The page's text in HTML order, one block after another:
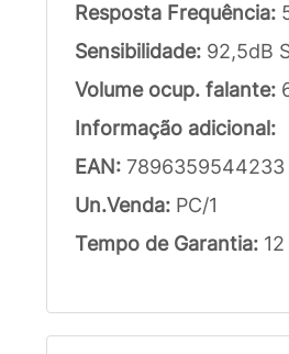
Resposta Frequência:
Sensibilidade: 92,5dB
Volume ocup. falante:
Informação adicional:
EAN: 7896359544233
Un.Venda: PC/1
Tempo de Garantia: